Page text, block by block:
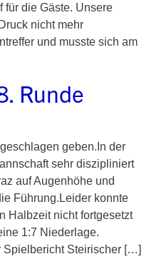
für die Gäste. Unsere
nicht mehr
und musste sich am
Runde
geben.In der
sehr diszipliniert
auf Augenhöhe und
Führung.Leider konnte
Halbzeit nicht fortgesetzt
1:7 Niederlage.
Spielbericht Steirischer […]